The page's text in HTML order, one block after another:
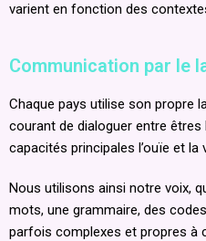
varient en fonction des
Communication par le
Chaque pays utilise son propre
courant de dialoguer entre
capacités principales l’ouïe et la
Nous utilisons ainsi notre voix,
mots, une grammaire, des
parfois complexes et propres à